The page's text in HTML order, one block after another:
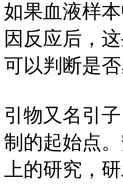
如果血液样
因反应后，
可以判断是否
引物又名引
制的起始点
上的研究，